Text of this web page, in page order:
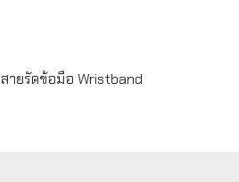
สายรัดข้อมือ Wristband